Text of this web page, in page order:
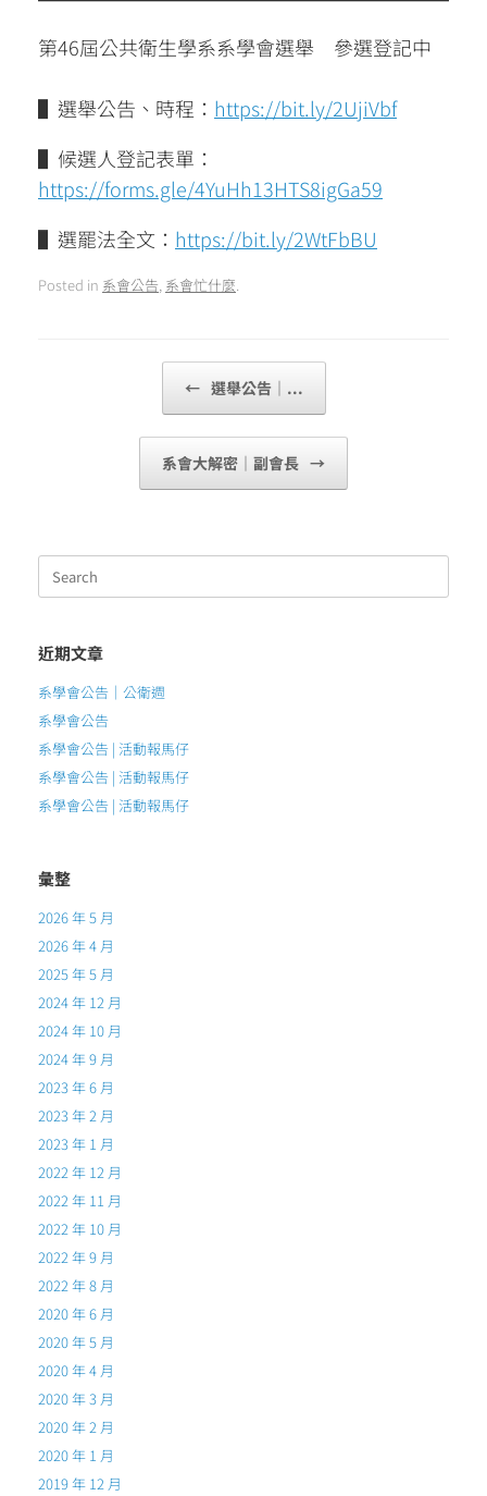
第46屆公共衛生學系系學會選舉 參選登記中
▌選舉公告、時程： https://bit.ly/2UjiVbf
▌候選人登記表單：
https://forms.gle/4YuHh13HTS8igGa59
▌選罷法全文： https://bit.ly/2WtFbBU
Posted in 系會公告, 系會忙什麼.
← 選舉公告｜...
系會大解密｜副會長 →
Search
for:
近期文章
系學會公告｜公衛週
系學會公告
系學會公告 | 活動報馬仔
系學會公告 | 活動報馬仔
系學會公告 | 活動報馬仔
彙整
2026 年 5 月
2026 年 4 月
2025 年 5 月
2024 年 12 月
2024 年 10 月
2024 年 9 月
2023 年 6 月
2023 年 2 月
2023 年 1 月
2022 年 12 月
2022 年 11 月
2022 年 10 月
2022 年 9 月
2022 年 8 月
2020 年 6 月
2020 年 5 月
2020 年 4 月
2020 年 3 月
2020 年 2 月
2020 年 1 月
2019 年 12 月